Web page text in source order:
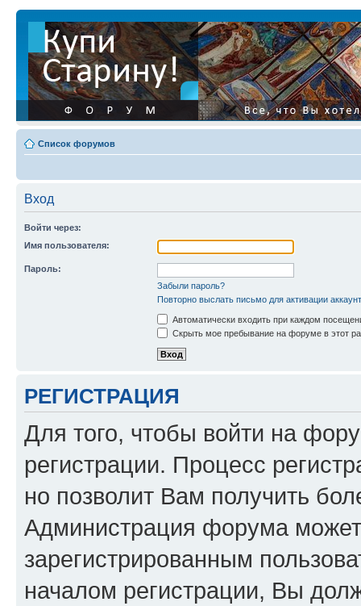
Список форумов
Вход
Войти через:
Имя пользователя:
Пароль:
Забыли пароль?
Повторно выслать письмо для активации
Автоматически входить при каждом
Скрыть мое пребывание на форуме в этот
РЕГИСТРАЦИЯ
Для того, чтобы войти на
регистрации. Процесс
но позволит Вам получить
Администрация форума может
зарегистрированным
началом регистрации, Вы